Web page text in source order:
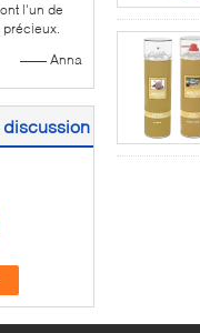
l'un de
précieux.
—— Anna
discussion